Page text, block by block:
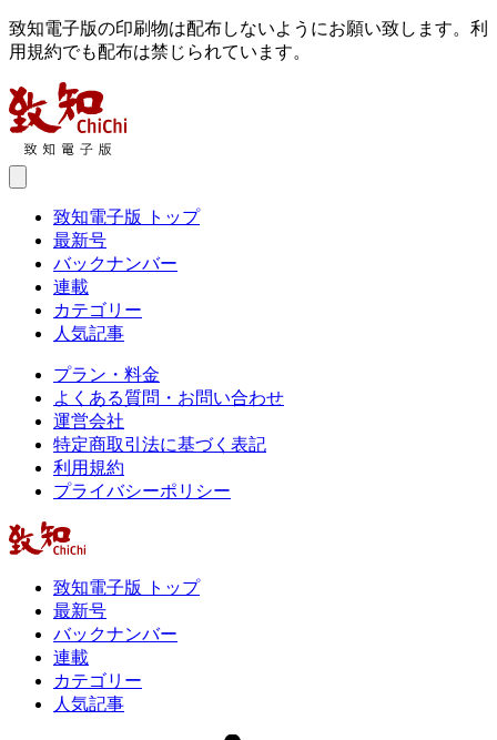
致知電子版の印刷物は配布しないようにお願い致します。利
用規約でも配布は禁じられています。
致知電子版 トップ
最新号
バックナンバー
連載
カテゴリー
人気記事
プラン・料金
よくある質問・お問い合わせ
運営会社
特定商取引法に基づく表記
利用規約
プライバシーポリシー
致知電子版 トップ
最新号
バックナンバー
連載
カテゴリー
人気記事